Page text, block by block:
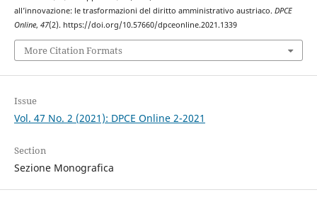
all’innovazione: le trasformazioni del diritto amministrativo austriaco. DPCE
Online, 47(2). https://doi.org/10.57660/dpceonline.2021.1339
More Citation Formats
Issue
Vol. 47 No. 2 (2021): DPCE Online 2-2021
Section
Sezione Monografica